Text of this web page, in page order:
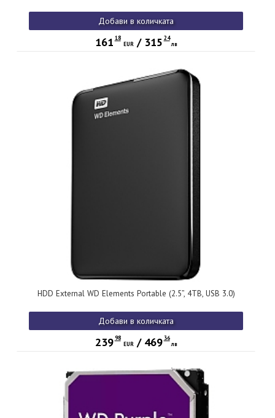
Добави в количката
161 18
EUR/ 315 24
лв
HDD External WD Elements Portable (2.5”, 4TB, USB 3.0)
Добави в количката
239 98
EUR/ 469 36
лв